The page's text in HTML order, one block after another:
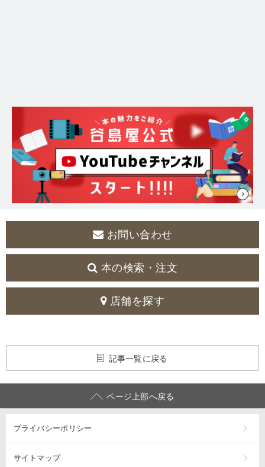
お問い合わせ
本の検索・注文
店舗を探す
記事一覧に戻る
ページ上部へ戻る
プライバシーポリシー
サイトマップ